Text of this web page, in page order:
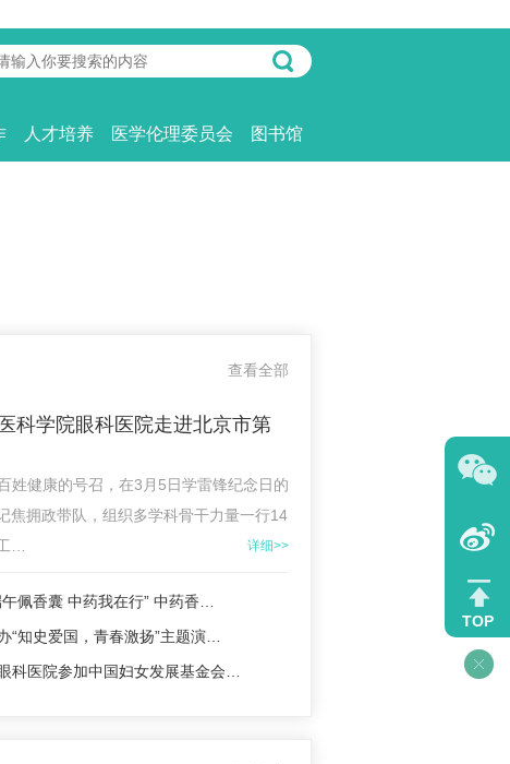
人才培养 医学伦理委员会 图书馆
查看全部
科学院眼科医院走进北京市第
姓健康的号召，在3月5日学雷锋纪念日的
焦拥政带队，组织多学科骨干力量一行14
…
详细>>
佩香囊 中药我在行” 中药香…
“知史爱国，青春激扬”主题演…
科医院参加中国妇女发展基金会…
TOP